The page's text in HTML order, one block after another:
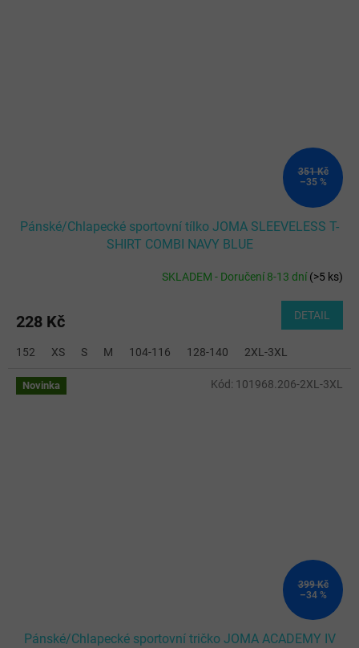
351 Kč
–35 %
Pánské/Chlapecké sportovní tílko JOMA SLEEVELESS T-
SHIRT COMBI NAVY BLUE
SKLADEM - Doručení 8-13 dní(>5 ks)
228 Kč DETAIL
152 XS S M 104-116 128-140 2XL-3XL
Novinka
399 Kč
–34 %
Pánské/Chlapecké sportovní tričko JOMA ACADEMY IV
Kód: 101968.206-2XL-3XL